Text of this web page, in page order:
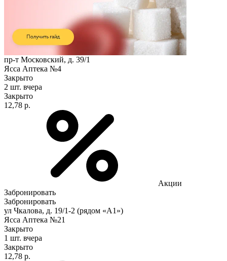
пр-т Московский, д. 39/1
Ясса Аптека №4
Закрыто
2 шт. вчера
Закрыто
12,78 р.
Акции
Забронировать
Забронировать
ул Чкалова, д. 19/1-2 (рядом «А1»)
Ясса Аптека №21
Закрыто
1 шт. вчера
Закрыто
12,78 р.